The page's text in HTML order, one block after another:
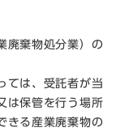
廃棄物処分業）の
ては、受託者が当
は保管を行う場所
きる産業廃棄物の